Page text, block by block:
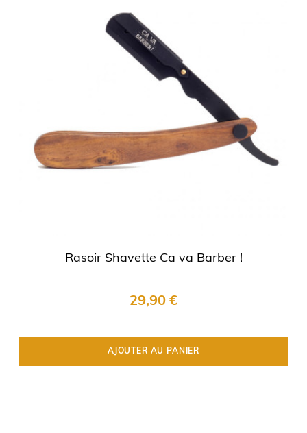
Rasoir Shavette Ca va Barber !
29,90 €
AJOUTER AU PANIER